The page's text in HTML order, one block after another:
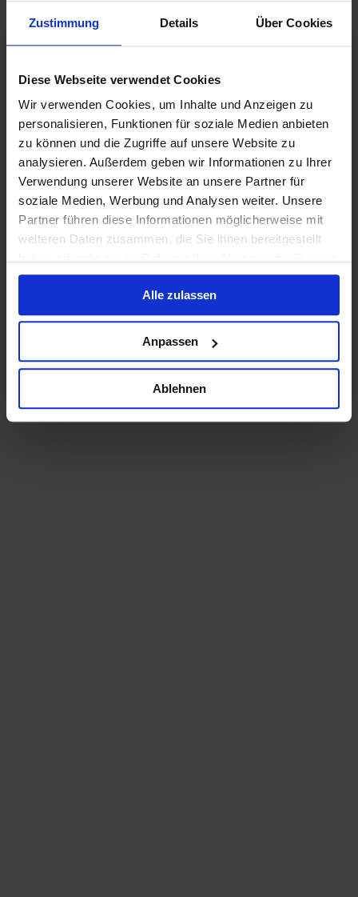
Zustimmung Details Über Cookies
Diese Webseite verwendet Cookies
Wir verwenden Cookies, um Inhalte und Anzeigen zu
personalisieren, Funktionen für soziale Medien anbieten
zu können und die Zugriffe auf unsere Website zu
analysieren. Außerdem geben wir Informationen zu Ihrer
Verwendung unserer Website an unsere Partner für
soziale Medien, Werbung und Analysen weiter. Unsere
Partner führen diese Informationen möglicherweise mit
weiteren Daten zusammen, die Sie ihnen bereitgestellt
gesammelt haben.
Alle zulassen
Anpassen
Ablehnen